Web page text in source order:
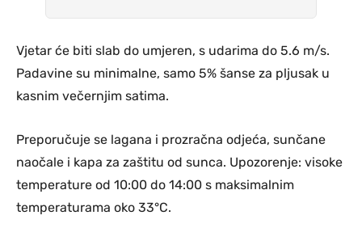
Vjetar će biti slab do umjeren, s udarima do 5.6 m/s.
Padavine su minimalne, samo 5% šanse za pljusak u
kasnim večernjim satima.
Preporučuje se lagana i prozračna odjeća, sunčane
naočale i kapa za zaštitu od sunca. Upozorenje: visoke
temperature od 10:00 do 14:00 s maksimalnim
temperaturama oko 33°C.